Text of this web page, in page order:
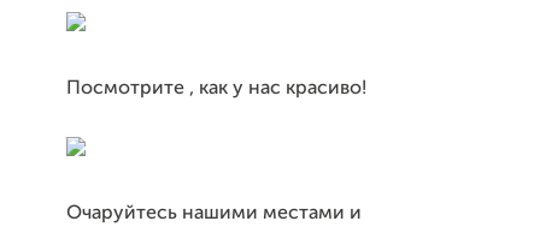
Посмотрите , как у нас красиво!
Очаруйтесь нашими местами и